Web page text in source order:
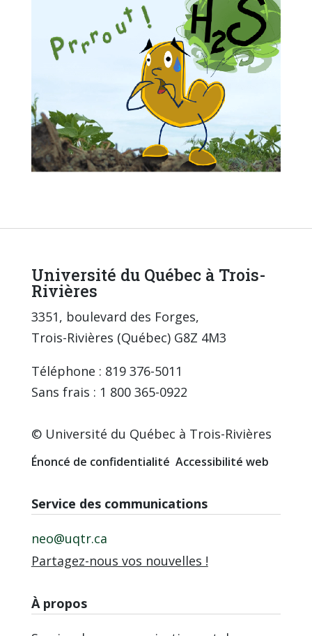
Université du Québec à Trois-
Rivières
3351, boulevard des Forges,
Trois-Rivières (Québec) G8Z 4M3
Téléphone : 819 376-5011
Sans frais : 1 800 365-0922
© Université du Québec à Trois-Rivières
Énoncé de confidentialité Accessibilité web
Service des communications
neo@uqtr.ca
Partagez-nous vos nouvelles !
À propos